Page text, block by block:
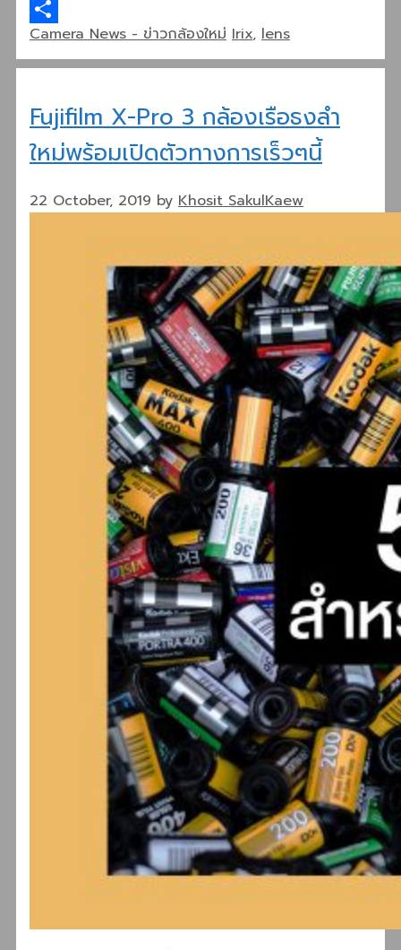
Line
Share
Categories
Camera News - ข่าวกล้องใหม่ Tags
Irix, lens
Fujifilm X-Pro 3 กล้องเรือธงลำ
ใหม่พร้อมเปิดตัวทางการเร็วๆนี้
22 October, 2019 by Khosit SakulKaew